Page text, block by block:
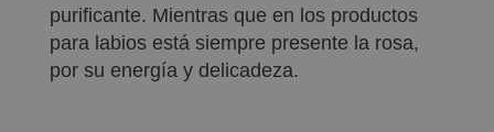
purificante. Mientras que en los productos
para labios está siempre presente la rosa,
por su energía y delicadeza.